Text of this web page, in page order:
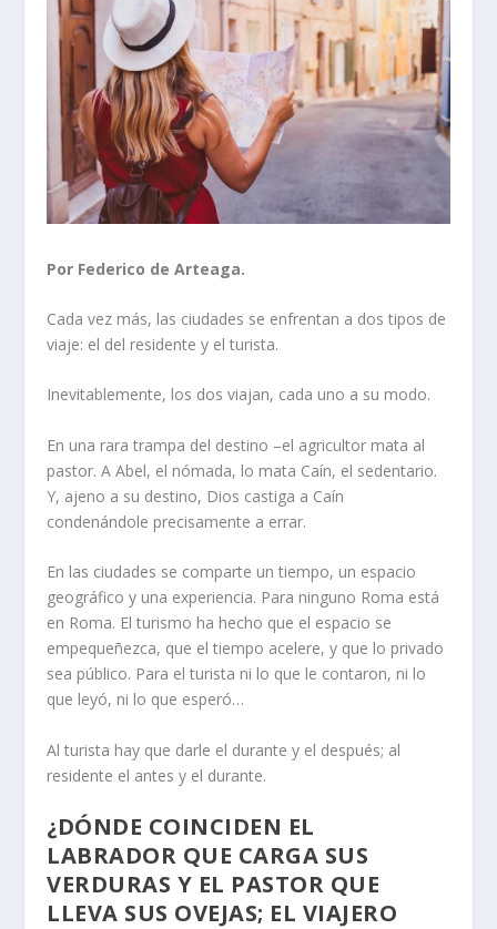
Por Federico de Arteaga.
Cada vez más, las ciudades se enfrentan a dos tipos de
viaje: el del residente y el turista.
Inevitablemente, los dos viajan, cada uno a su modo.
En una rara trampa del destino –el agricultor mata al
pastor. A Abel, el nómada, lo mata Caín, el sedentario.
Y, ajeno a su destino, Dios castiga a Caín
condenándole precisamente a errar.
En las ciudades se comparte un tiempo, un espacio
geográfico y una experiencia. Para ninguno Roma está
en Roma. El turismo ha hecho que el espacio se
empequeñezca, que el tiempo acelere, y que lo privado
sea público. Para el turista ni lo que le contaron, ni lo
que leyó, ni lo que esperó…
Al turista hay que darle el durante y el después; al
residente el antes y el durante.
¿DÓNDE COINCIDEN EL
LABRADOR QUE CARGA SUS
VERDURAS Y EL PASTOR QUE
LLEVA SUS OVEJAS; EL VIAJERO